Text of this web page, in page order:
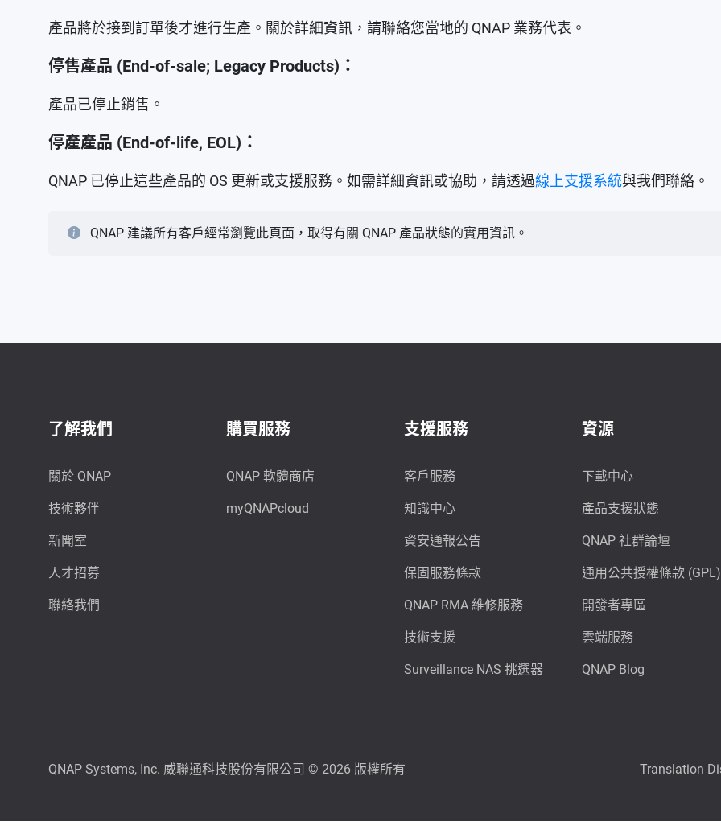
產品將於接到訂單後才進行生產。關於詳細資訊，請聯絡您當地的 QNAP 業務代表。
停售產品 (End-of-sale; Legacy Products)：
產品已停止銷售。
停產產品 (End-of-life, EOL)：
QNAP 已停止這些產品的 OS 更新或支援服務。如需詳細資訊或協助，請透過線上支援系統與我們聯絡。
QNAP 建議所有客戶經常瀏覽此頁面，取得有關 QNAP 產品狀態的實用資訊。
了解我們
關於 QNAP
技術夥伴
新聞室
人才招募
聯絡我們
購買服務
QNAP 軟體商店
myQNAPcloud
支援服務
客戶服務
知識中心
資安通報公告
保固服務條款
QNAP RMA 維修服務
技術支援
Surveillance NAS 挑選器
資源
下載中心
產品支援狀態
QNAP 社群論壇
通用公共授權條款 (GPL)
開發者專區
雲端服務
QNAP Blog
QNAP Systems, Inc. 威聯通科技股份有限公司 © 2026 版權所有 Translation